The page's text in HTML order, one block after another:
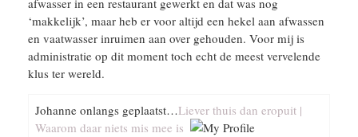
afwasser in een restaurant gewerkt en dat was nog
‘makkelijk’, maar heb er voor altijd een hekel aan afwassen
en vaatwasser inruimen aan over gehouden. Voor mij is
administratie op dit moment toch echt de meest vervelende
klus ter wereld.
Johanne onlangs geplaatst…Liever thuis dan eropuit |
Waarom daar niets mis mee is